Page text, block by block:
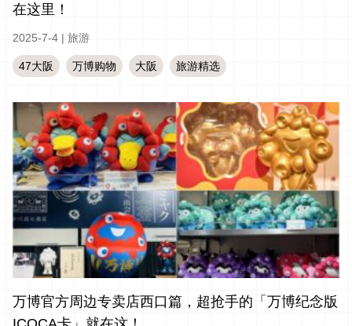
在这里！
2025-7-4 | 旅游
47大阪 万博购物 大阪 旅游精选
万博官方周边专卖店西口篇，超抢手的「万博纪念版